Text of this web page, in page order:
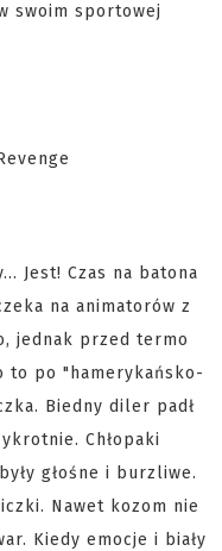
swoim sportowej
Jest! Czas na batona
na animatorów z
jednak przed termo
to po "hamerykańsko-
Biedny diler padł
Chłopaki
głośne i burzliwe.
Nawet kozom nie
Kiedy emocje i biały